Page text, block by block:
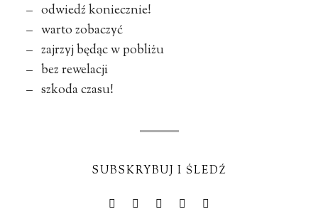
– odwiedź koniecznie!
– warto zobaczyć
– zajrzyj będąc w pobliżu
– bez rewelacji
– szkoda czasu!
SUBSKRYBUJ I ŚLEDŹ